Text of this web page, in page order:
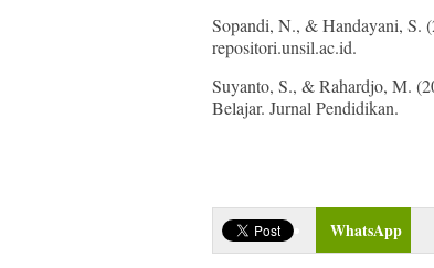
Sopandi, N., & Handayani, S.
repositori.unsil.ac.id.
Suyanto, S., & Rahardjo, M.
Belajar. Jurnal Pendidikan.
WhatsApp